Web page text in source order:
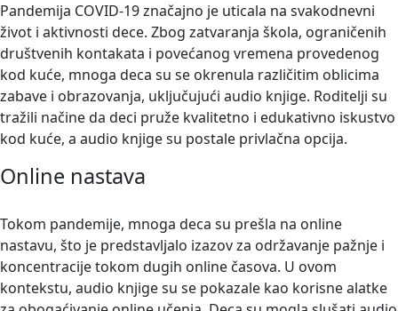
Pandemija COVID-19 značajno je uticala na svakodnevni
život i aktivnosti dece. Zbog zatvaranja škola, ograničenih
društvenih kontakata i povećanog vremena provedenog
kod kuće, mnoga deca su se okrenula različitim oblicima
zabave i obrazovanja, uključujući audio knjige. Roditelji su
tražili načine da deci pruže kvalitetno i edukativno iskustvo
kod kuće, a audio knjige su postale privlačna opcija.
Online nastava
Tokom pandemije, mnoga deca su prešla na online
nastavu, što je predstavljalo izazov za održavanje pažnje i
koncentracije tokom dugih online časova. U ovom
kontekstu, audio knjige su se pokazale kao korisne alatke